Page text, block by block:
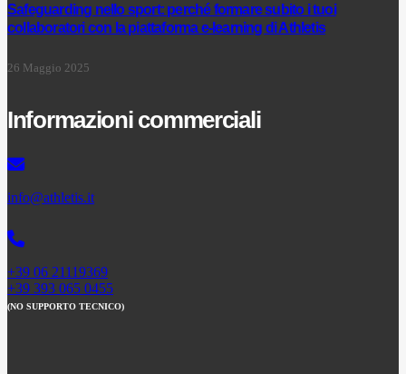
Safeguarding nello sport: perché formare subito i tuoi
collaboratori con la piattaforma e-learning di Athletis
26 Maggio 2025
Informazioni commerciali
info@athletis.it
+39 06 21119369
+39 393 065 0455
(NO SUPPORTO TECNICO)